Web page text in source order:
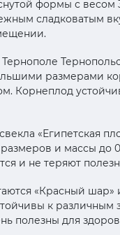
формы с весом
сладковатым
размерами
Корнеплод
«Египетская
и массы до
и не теряют
«Красный
к
полезны для